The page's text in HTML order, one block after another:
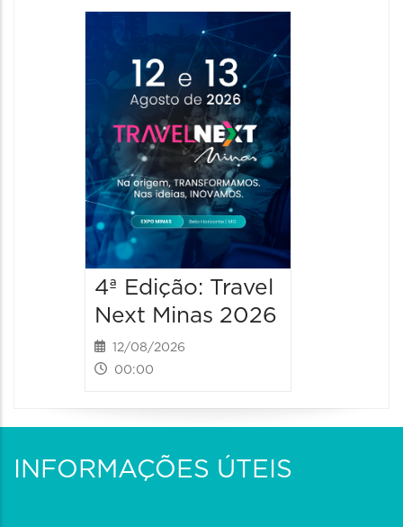
4ª Edição: Travel
Next Minas 2026
12/08/2026
00:00
INFORMAÇÕES ÚTEIS